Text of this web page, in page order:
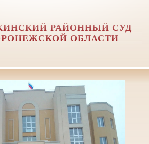
РАЙОННЫЙ СУД
ОБЛАСТИ